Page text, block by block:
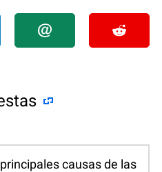
causas de las